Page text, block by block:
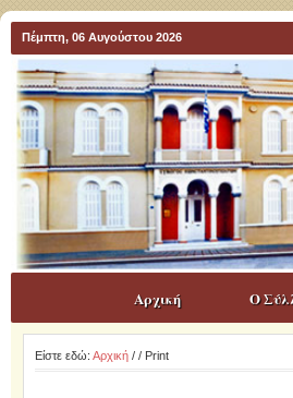
Πέμπτη, 06 Αυγούστου 2026
Αρχική Ο
Είστε εδώ: Αρχική/ / Print